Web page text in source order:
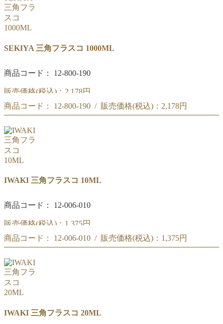
SEKIYA 三角フラスコ 1000ML
商品コード： 12-800-190
販売価格(税込)： 2,178円
SEKIYA 三角フラスコ 1000ML
商品コード： 12-800-190 / 販売価格(税込)： 2,178円
SEKIYA 三角フラスコ 1000ML
IWAKI 三角フラスコ 10ML
商品コード： 12-006-010
販売価格(税込)： 1,375円
三角フラスコ 10ML
商品コード： 12-006-010 / 販売価格(税込)： 1,375円
三角フラスコ 10ML
IWAKI 三角フラスコ 20ML